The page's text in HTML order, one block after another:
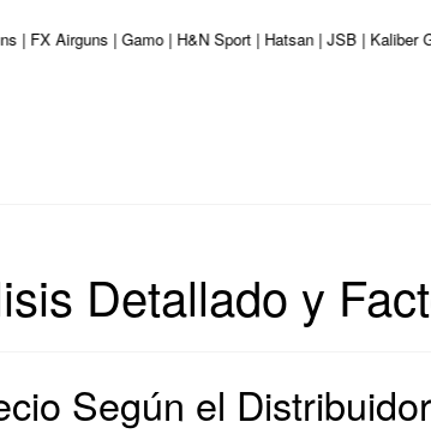
Airguns | Gamo | H&N Sport | Hatsan | JSB | Kaliber
Detallado y
Según el